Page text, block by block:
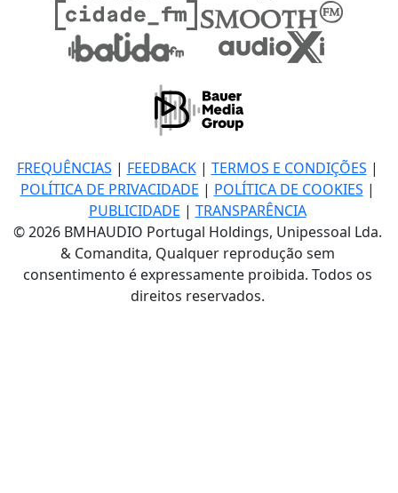
FREQUÊNCIAS | FEEDBACK| TERMOS E CONDIÇÕES |
POLÍTICA DE PRIVACIDADE | POLÍTICA DE COOKIES |
PUBLICIDADE | TRANSPARÊNCIA
© 2026 BMHAUDIO Portugal Holdings, Unipessoal Lda.
& Comandita, Qualquer reprodução sem
consentimento é expressamente proibida. Todos os
direitos reservados.